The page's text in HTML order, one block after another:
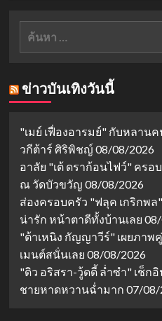
ค้นหา
ข่าวบันเทิงวันนี้
"เมย์ เฟื่องอารมย์" กับหลาน
วกีต้าร์ ศิริพิชญ์ 08/08/2026
อาลัย "เต้ ดราก้อนไฟว์" คร
ณ วัดบัวขวัญ 08/08/2026
ส่องครอบครัว "ฟลุค เกริกพ
น่ารัก หน้าตาดีทั้งบ้านเลย
"ต้าเหนิง กัญญาวีร์" เผยภา
เมนต์สนั่นเลย 08/08/2026
"ดิว อริสรา-วู้ดดี้ ล่ำซำ" เช็ก
ชายหาดหวานฉ่ำมาก 07/08/